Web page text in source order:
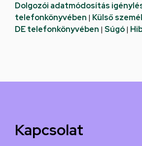
Dolgozói adatmódosítás
telefonkönyvében | Külső
DE telefonkönyvében | Súgó|
Kapcsolat